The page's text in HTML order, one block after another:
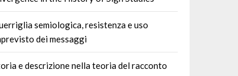
semiologica, resistenza e uso
dei messaggi
e descrizione nella teoria del racconto